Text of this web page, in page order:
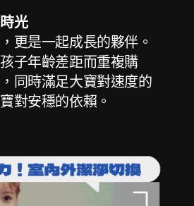
光
更是一起成長的夥伴。
子年齡差距而重複購
同時滿足大寶對速度的
對安穩的依賴。